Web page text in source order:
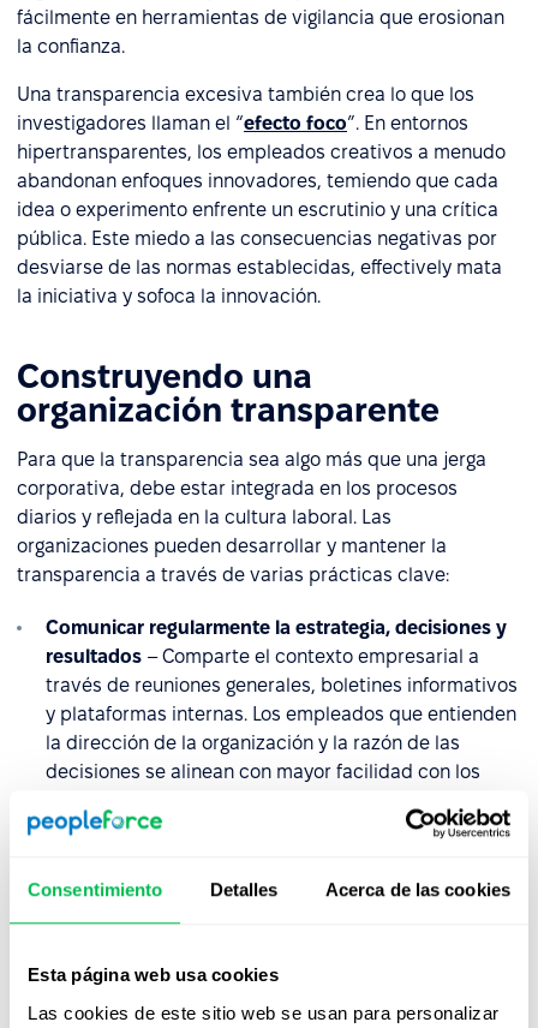
Consentimiento Detalles Acerca de las cookies
Esta página web usa cookies
Las cookies de este sitio web se usan para personalizar
fácilmente en herramientas de vigilancia que erosionan
la confianza.
Una transparencia excesiva también crea lo que los
investigadores llaman el “efecto foco”. En entornos
hipertransparentes, los empleados creativos a menudo
abandonan enfoques innovadores, temiendo que cada
idea o experimento enfrente un escrutinio y una crítica
pública. Este miedo a las consecuencias negativas por
desviarse de las normas establecidas, effectively mata
la iniciativa y sofoca la innovación.
Construyendo una
organización transparente
Para que la transparencia sea algo más que una jerga
corporativa, debe estar integrada en los procesos
diarios y reflejada en la cultura laboral. Las
organizaciones pueden desarrollar y mantener la
transparencia a través de varias prácticas clave:
Comunicar regularmente la estrategia, decisiones y
resultados – Comparte el contexto empresarial a
través de reuniones generales, boletines informativos
y plataformas internas. Los empleados que entienden
la dirección de la organización y la razón de las
decisiones se alinean con mayor facilidad con los
Establecer canales de comunicación bidireccionales
preguntas y respuestas, yencuestas de pulsopara
crear entornos donde los empleados puedan
los resultados de la encuesta de satisfacción de los
empleados junto con planes de acción que aborden